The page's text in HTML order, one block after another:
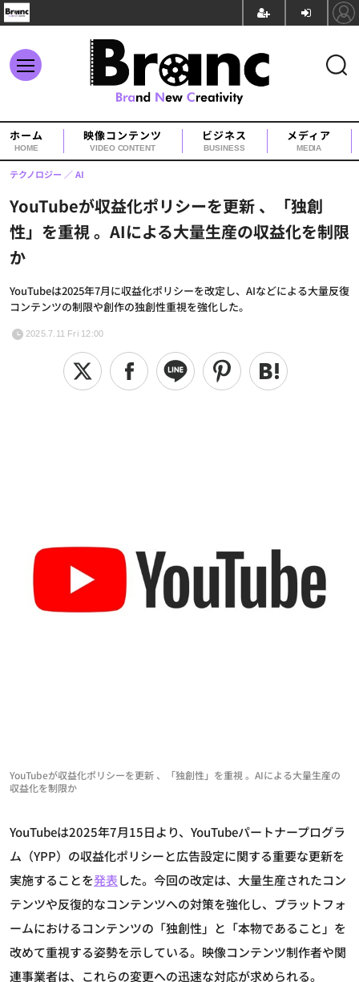
ホーム
HOME
映像コンテンツ
VIDEO CONTENT
ビジネス
BUSINESS
メディア
MEDIA
YouTubeが収益化ポリシーを更新 、「独創
性」を重視 。AIによる大量生産の収益化を制限
か
YouTubeは2025年7月に収益化ポリシーを改定し、AIなどによる大量反復
コンテンツの制限や創作の独創性重視を強化した。
テクノロジー AI
2025.7.11 Fri 12:00
YouTubeが収益化ポリシーを更新 、「独創性」を重視 。AIによる大量生産の
収益化を制限か
YouTubeは2025年7月15日より、YouTubeパートナープログラ
ム（YPP）の収益化ポリシーと広告設定に関する重要な更新を
実施することを発表した。今回の改定は、大量生産されたコン
テンツや反復的なコンテンツへの対策を強化し、プラットフォ
ームにおけるコンテンツの「独創性」と「本物であること」を
改めて重視する姿勢を示している。映像コンテンツ制作者や関
連事業者は、これらの変更への迅速な対応が求められる。